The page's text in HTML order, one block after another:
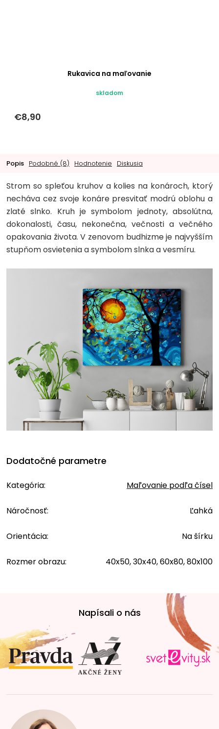
Rukavica na maľovanie
skladom
€8,90
Popis Podobné (8) Hodnotenie Diskusia
Strom so spleťou kruhov a kolies na konároch, ktorý
necháva cez svoje konáre presvitať modrú oblohu a
zlaté slnko. Kruh je symbolom jednoty, absolútna,
dokonalosti, času, nekonečna, večnosti a večného
opakovania života. V zenovom budhizme je najvyšším
stupňom osvietenia a symbolom slnka a vesmíru.
Dodatočné parametre
Kategória: Maľovanie podľa čísel
Náročnosť: Ľahká
Orientácia: Na šírku
Rozmer obrazu: 40x50, 30x40, 60x80, 80x100
t
i
e
Napísali o nás